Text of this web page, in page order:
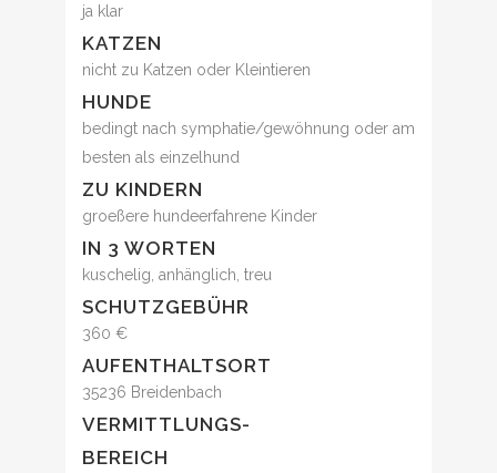
ja klar
KATZEN
nicht zu Katzen oder Kleintieren
HUNDE
bedingt nach symphatie/gewöhnung oder am
besten als einzelhund
ZU KINDERN
groeßere hundeerfahrene Kinder
IN 3 WORTEN
kuschelig, anhänglich, treu
SCHUTZGEBÜHR
360 €
AUFENTHALTSORT
35236 Breidenbach
VERMITTLUNGS-
BEREICH